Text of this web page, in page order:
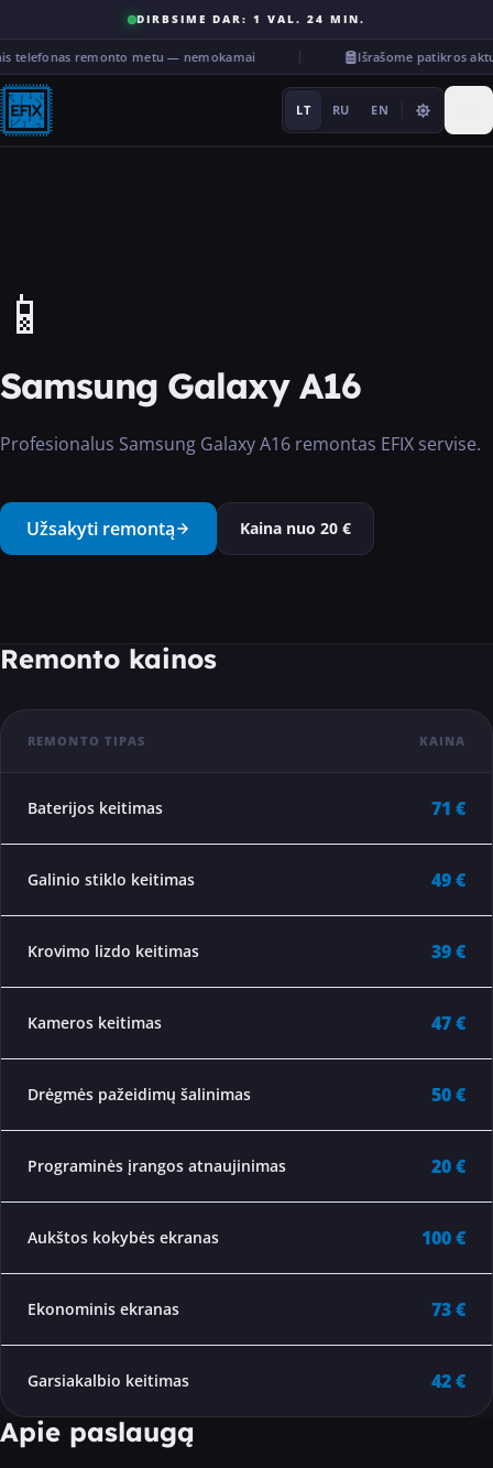
DIRBSIME DAR: 1 VAL. 24 MIN.
telefonas remonto metu — nemokamai Išrašome patikros
LT RU EN
Paslaugos
···
📱
Samsung Galaxy A16
Profesionalus Samsung Galaxy A16 remontas EFIX servise.
Užsakyti remontą Kaina nuo 20 €
Remonto kainos
REMONTO TIPAS KAINA
Baterijos keitimas 71 €
Galinio stiklo keitimas 49 €
Krovimo lizdo keitimas 39 €
Kameros keitimas 47 €
Drėgmės pažeidimų šalinimas 50 €
Programinės įrangos atnaujinimas 20 €
Aukštos kokybės ekranas 100 €
Ekonominis ekranas 73 €
Garsiakalbio keitimas 42 €
Apie paslaugą